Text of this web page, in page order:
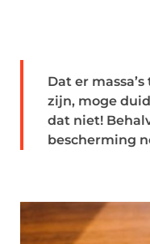
Dat er
zijn, moge
dat niet!
bescherming